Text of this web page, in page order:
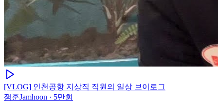
[VLOG] 인천공항 지상직 직원의 일상 브이로그
잼훈Jamhoon · 5만회